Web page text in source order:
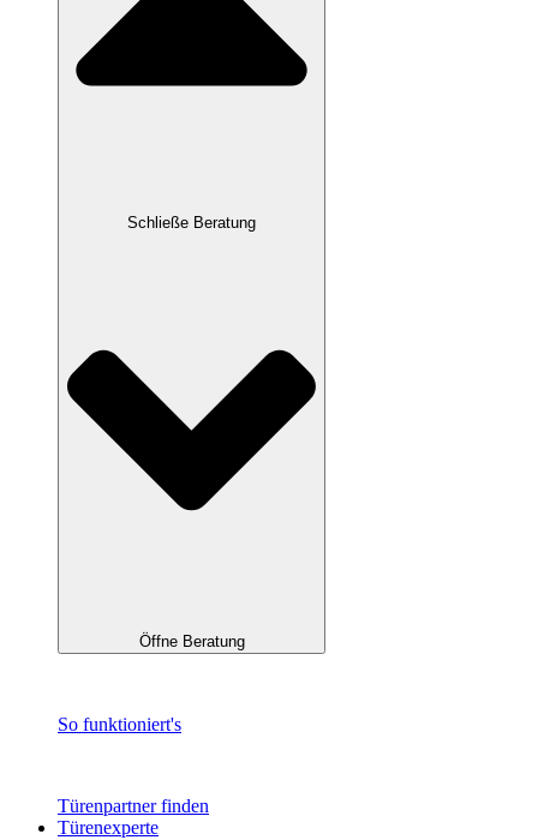
Schließe Beratung
Öffne Beratung
So funktioniert's
Türenpartner finden
Türenexperte